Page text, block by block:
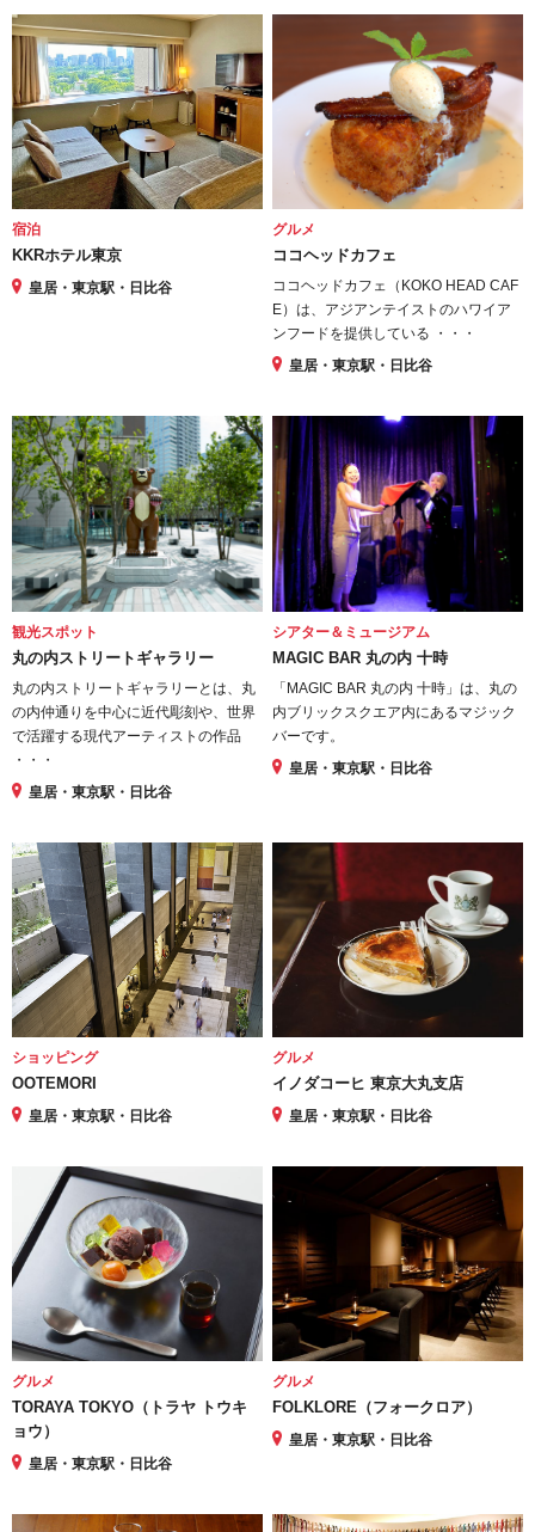
宿泊
KKRホテル東京
皇居・東京駅・日比谷
グルメ
ココヘッドカフェ
ココヘッドカフェ（KOKO HEAD CAF
E）は、アジアンテイストのハワイア
ンフードを提供している ・・・
皇居・東京駅・日比谷
観光スポット
丸の内ストリートギャラリー
丸の内ストリートギャラリーとは、丸
の内仲通りを中心に近代彫刻や、世界
で活躍する現代アーティストの作品
・・・
皇居・東京駅・日比谷
シアター＆ミュージアム
MAGIC BAR 丸の内 十時
「MAGIC BAR 丸の内 十時」は、丸の
内ブリックスクエア内にあるマジック
バーです。
皇居・東京駅・日比谷
ショッピング
OOTEMORI
皇居・東京駅・日比谷
グルメ
イノダコーヒ 東京大丸支店
皇居・東京駅・日比谷
グルメ
TORAYA TOKYO（トラヤ トウキ
ョウ）
皇居・東京駅・日比谷
グルメ
FOLKLORE（フォークロア）
皇居・東京駅・日比谷